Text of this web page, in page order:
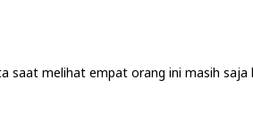
saat melihat empat orang ini masih saja